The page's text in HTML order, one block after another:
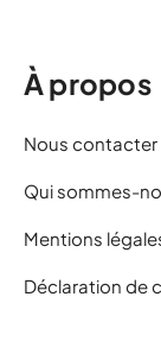
À propos
Nous contacter
Qui sommes-
Mentions
Déclaration de